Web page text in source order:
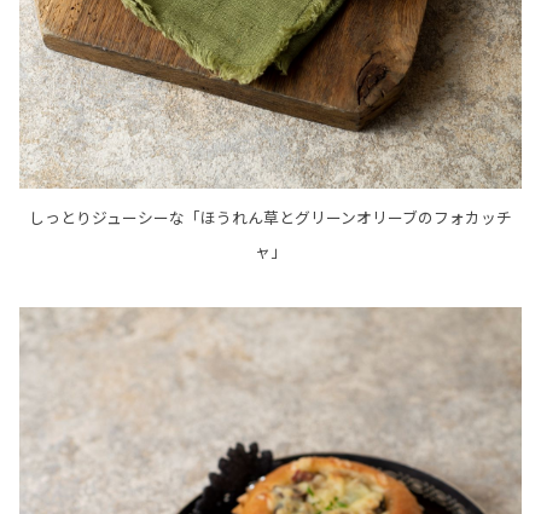
しっとりジューシーな「ほうれん草とグリーンオリーブのフォカッチ
ャ」